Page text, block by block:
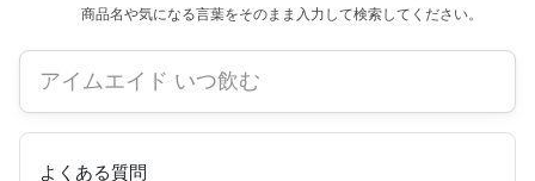
商品名や気になる言葉をそのまま入力して検索してください。
よくある質問